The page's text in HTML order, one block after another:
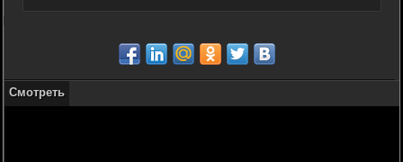
Смотреть